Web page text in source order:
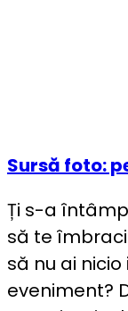
Sursă foto:
Ți s-a
să te
să nu ai
eveniment?